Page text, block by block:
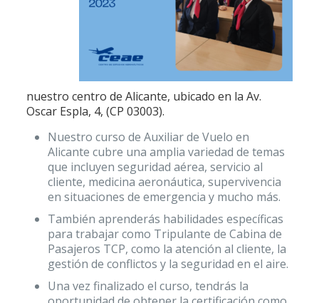
nuestro centro de Alicante, ubicado en la Av.
Oscar Espla, 4, (CP 03003).
Nuestro curso de Auxiliar de Vuelo en
Alicante cubre una amplia variedad de temas
que incluyen seguridad aérea, servicio al
cliente, medicina aeronáutica, supervivencia
en situaciones de emergencia y mucho más.
También aprenderás habilidades específicas
para trabajar como Tripulante de Cabina de
Pasajeros TCP, como la atención al cliente, la
gestión de conflictos y la seguridad en el aire.
Una vez finalizado el curso, tendrás la